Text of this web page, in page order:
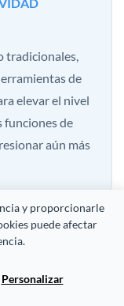
y proporcionarle
puede afectar
Personalizar
tradicionales,
de
elevar el nivel
funciones de
aún más